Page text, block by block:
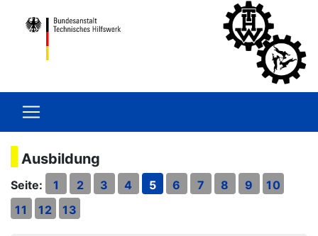
Ausbildung
Seite: 1 2 3 4 5 6 7 8 9
10
11
12 13